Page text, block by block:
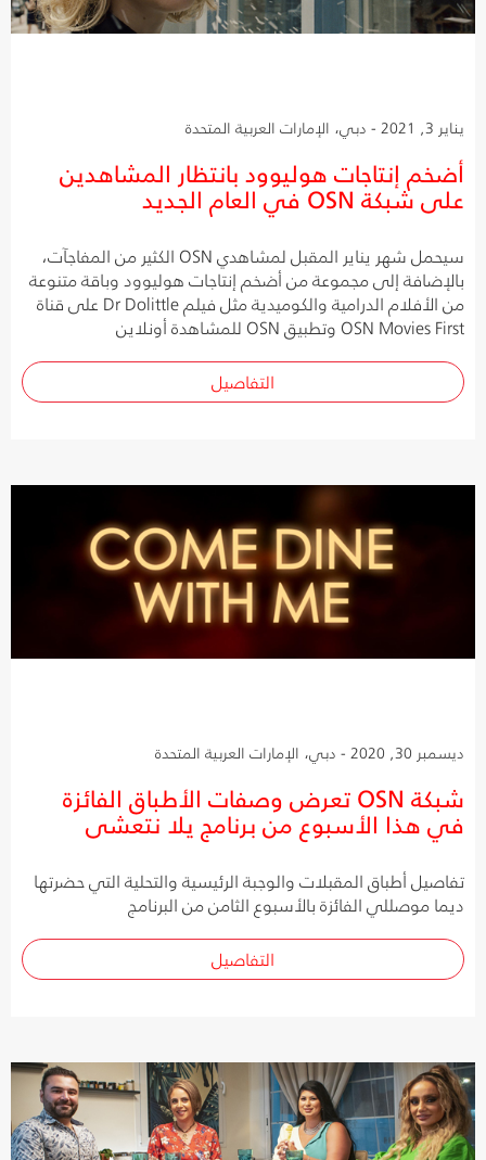
يناير 3, 2021 - دبي، الإمارات العربية المتحدة
أضخم إنتاجات هوليوود بانتظار المشاهدين
على شبكة OSN في العام الجديد
سيحمل شهر يناير المقبل لمشاهدي OSN الكثير من المفاجآت،
بالإضافة إلى مجموعة من أضخم إنتاجات هوليوود وباقة متنوعة
من الأفلام الدرامية والكوميدية مثل فيلم Dr Dolittle على قناة
OSN Movies First وتطبيق OSN للمشاهدة أونلاين
التفاصيل
ديسمبر 30, 2020 - دبي، الإمارات العربية المتحدة
شبكة OSN تعرض وصفات الأطباق الفائزة
في هذا الأسبوع من برنامج يلا نتعشى
تفاصيل أطباق المقبلات والوجبة الرئيسية والتحلية التي حضرتها
ديما موصللي الفائزة بالأسبوع الثامن من البرنامج
التفاصيل